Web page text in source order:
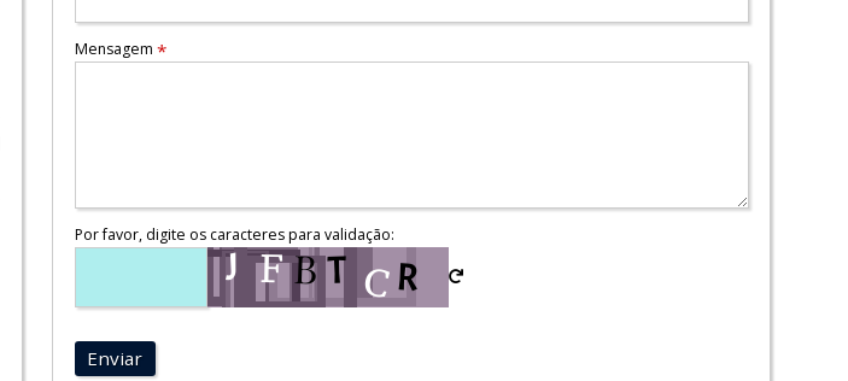
Mensagem *
Por favor, digite os caracteres para validação:
Enviar